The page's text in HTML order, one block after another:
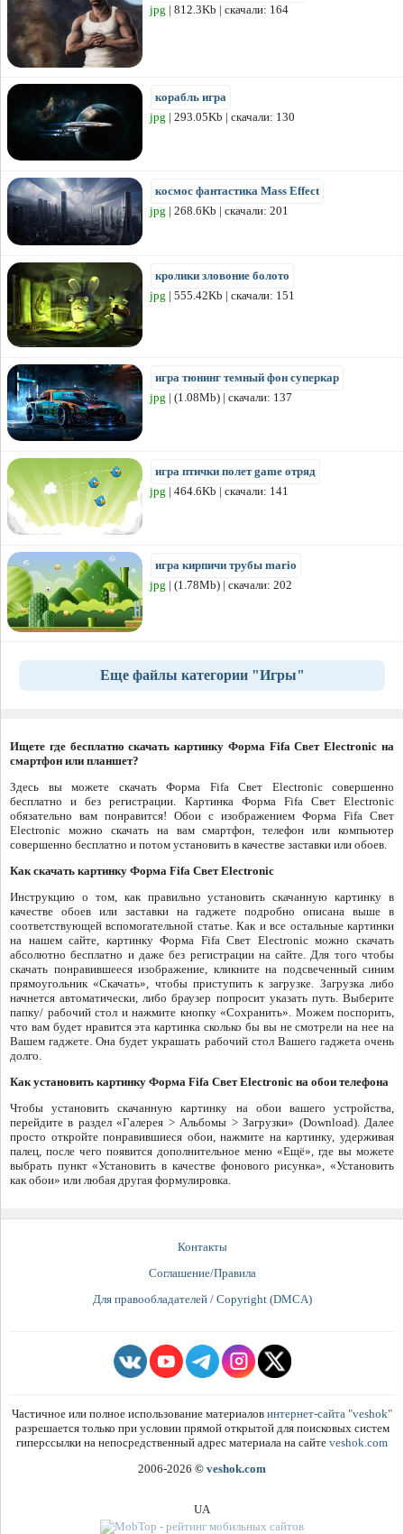
jpg | 812.3Kb | скачали: 164
корабль игра
jpg | 293.05Kb | скачали: 130
космос фантастика Mass Effect
jpg | 268.6Kb | скачали: 201
кролики зловоние болото
jpg | 555.42Kb | скачали: 151
игра тюнинг темный фон суперкар
jpg | (1.08Mb) | скачали: 137
игра птички полет game отряд
jpg | 464.6Kb | скачали: 141
игра кирпичи трубы mario
jpg | (1.78Mb) | скачали: 202
Еще файлы категории "Игры"
Ищете где бесплатно скачать картинку Форма Fifa Свет Electronic на
смартфон или планшет?
Здесь вы можете скачать Форма Fifa Свет Electronic совершенно
бесплатно и без регистрации. Картинка Форма Fifa Свет Electronic
обязательно вам понравится! Обои с изображением Форма Fifa Свет
Electronic можно скачать на вам смартфон, телефон или компьютер
совершенно бесплатно и потом установить в качестве заставки или обоев.
Как скачать картинку Форма Fifa Свет Electronic
Инструкцию о том, как правильно установить скачанную картинку в
качестве обоев или заставки на гаджете подробно описана выше в
соответствующей вспомогательной статье. Как и все остальные картинки
на нашем сайте, картинку Форма Fifa Свет Electronic можно скачать
абсолютно бесплатно и даже без регистрации на сайте. Для того чтобы
скачать понравившееся изображение, кликните на подсвеченный синим
прямоугольник «Скачать», чтобы приступить к загрузке. Загрузка либо
начнется автоматически, либо браузер попросит указать путь. Выберите
папку/ рабочий стол и нажмите кнопку «Сохранить». Можем поспорить,
что вам будет нравится эта картинка сколько бы вы не смотрели на нее на
Вашем гаджете. Она будет украшать рабочий стол Вашего гаджета очень
долго.
Как установить картинку Форма Fifa Свет Electronic на обои телефона
Чтобы установить скачанную картинку на обои вашего устройства,
перейдите в раздел «Галерея > Альбомы > Загрузки» (Download). Далее
просто откройте понравившиеся обои, нажмите на картинку, удерживая
палец, после чего появится дополнительное меню «Ещё», где вы можете
выбрать пункт «Установить в качестве фонового рисунка», «Установить
как обои» или любая другая формулировка.
Контакты
Соглашение/Правила
Для правообладателей / Copyright (DMCA)
Частичное или полное использование материалов интернет-сайта "veshok"
разрешается только при условии прямой открытой для поисковых систем
гиперссылки на непосредственный адрес материала на сайте veshok.com
2006-2026 © veshok.com
UA